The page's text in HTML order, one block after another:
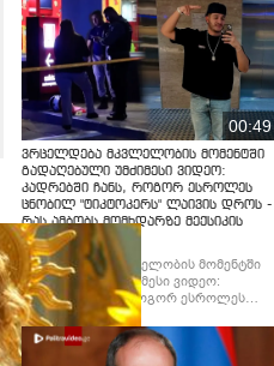
00:49
ვრცელდება მკვლელობის მომენტში
გადაღებული უმძიმესი ვიდეო:
კადრებში ჩანს, როგორ ესროლეს
ცნობილ "ტიკტოკერს" ლაივის დროს -
რას ამბობს მომხდარზე მექსიკის
პოლიცია
ვრცელდება მკვლელობის მომენტში
გადაღებული უმძიმესი ვიდეო:
კადრებში ჩანს, როგორ ესროლეს
ცნობილ "ტიკტოკერს" ლაივის დროს -
რას ამბობს მომხდარზე მექსიკის
პოლიცია